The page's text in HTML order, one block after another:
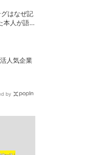
はなぜ記
本人が語
人気企業
by